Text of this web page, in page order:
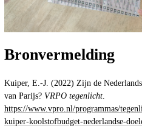
Bronvermelding
Kuiper, E.-J. (2022) Zijn de
van Parijs? VRPO tegenlicht
https://www.vpro.nl/programmas/
kuiper-koolstofbudget-nederlandse-